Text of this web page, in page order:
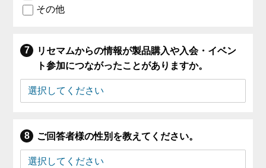
その他
リセマムからの情報が製品購入や入会・イベン
ト参加につながったことがありますか。
ご回答者様の性別を教えてください。